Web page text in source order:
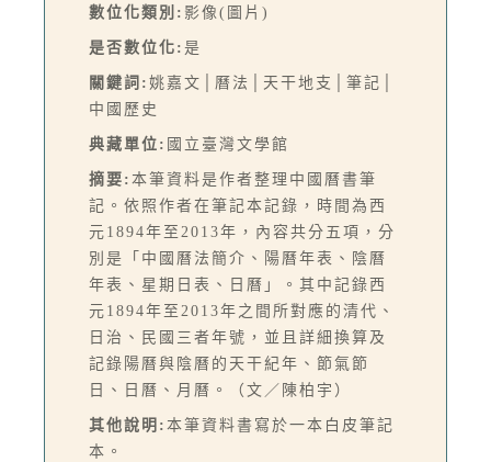
數位化類別: 影像(圖片)
是否數位化: 是
關鍵詞: 姚嘉文│曆法│天干地支│筆記│
中國歷史
典藏單位: 國立臺灣文學館
摘要: 本筆資料是作者整理中國曆書筆
記。依照作者在筆記本記錄，時間為西
元1894年至2013年，內容共分五項，分
別是「中國曆法簡介、陽曆年表、陰曆
年表、星期日表、日曆」。其中記錄西
元1894年至2013年之間所對應的清代、
日治、民國三者年號，並且詳細換算及
記錄陽曆與陰曆的天干紀年、節氣節
日、日曆、月曆。（文／陳柏宇）
其他說明: 本筆資料書寫於一本白皮筆記
本。